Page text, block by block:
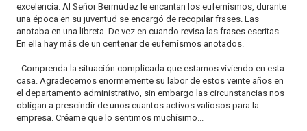
excelencia. Al Señor Bermúdez le encantan los eufemismos, durante
una época en su juventud se encargó de recopilar frases. Las
anotaba en una libreta. De vez en cuando revisa las frases escritas.
En ella hay más de un centenar de eufemismos anotados.
- Comprenda la situación complicada que estamos viviendo en esta
casa. Agradecemos enormemente su labor de estos veinte años en
el departamento administrativo, sin embargo las circunstancias nos
obligan a prescindir de unos cuantos activos valiosos para la
empresa. Créame que lo sentimos muchísimo...